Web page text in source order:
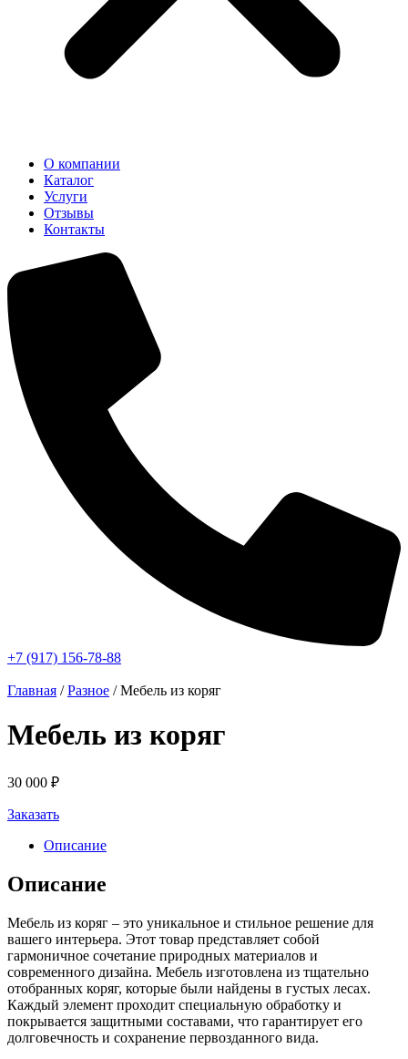
О компании
Каталог
Услуги
Отзывы
Контакты
+7 (917) 156-78-88
Главная /Разное / Мебель из коряг
Мебель из коряг
30 000 ₽
Заказать
Описание
Описание
Мебель из коряг – это уникальное и стильное решение для
вашего интерьера. Этот товар представляет собой
гармоничное сочетание природных материалов и
современного дизайна. Мебель изготовлена из тщательно
отобранных коряг, которые были найдены в густых лесах.
Каждый элемент проходит специальную обработку и
покрывается защитными составами, что гарантирует его
долговечность и сохранение первозданного вида.